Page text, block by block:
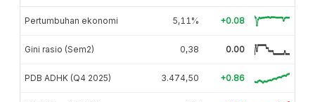
Pertumbuhan ekonomi 5,11% +0.08
Gini rasio (Sem2) 0,38 0.00
PDB ADHK (Q4 2025) 3.474,50 +0.86